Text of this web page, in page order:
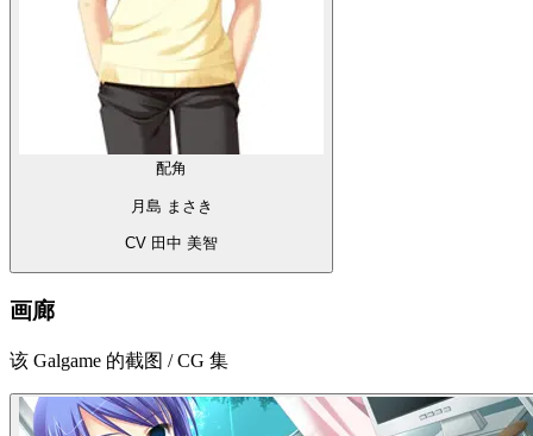
配角
月島 まさき
CV 田中 美智
画廊
该 Galgame 的截图 / CG 集